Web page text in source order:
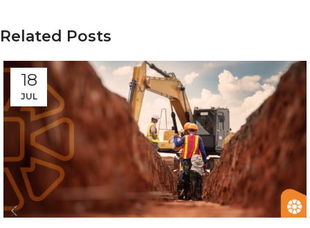
Related Posts
18
JUL